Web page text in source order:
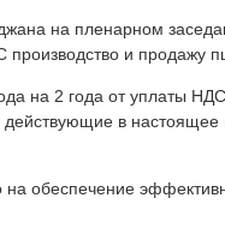
на пленарном
производство и продажу
на 2 года от уплаты
в
обеспечение